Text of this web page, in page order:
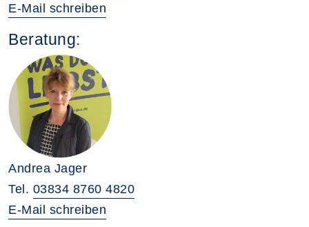
E-Mail schreiben
Beratung:
Andrea Jager
Tel. 03834 8760 4820
E-Mail schreiben